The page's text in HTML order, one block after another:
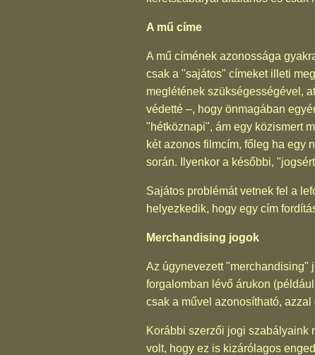
A mű címe
A mű címének azonossága
csak a "sajátos" címeket illeti
meglétének szükségességével,
védetté –, hogy önmagában
"hétköznapi", ám egy közismert
két azonos filmcím, főleg ha egy
során. Ilyenkor a későbbi,
Sajátos problémát vetnek fel a
helyezkedik, hogy egy cím
Merchandising jogok
Az úgynevezett "merchandising"
forgalomban lévő árukon
csak a művel azonosítható,
Korábbi szerzői jogi szabályaink
volt, hogy ez is kizárólagos